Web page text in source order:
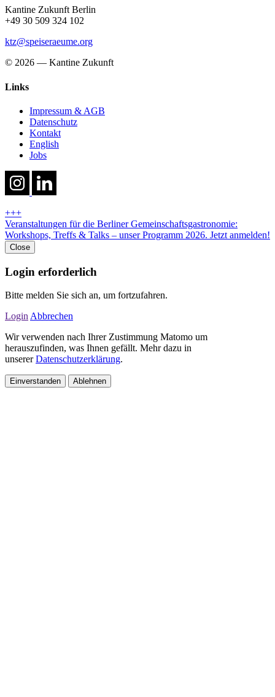
Kantine Zukunft Berlin
+49 30 509 324 102
ktz@speiseraeume.org
© 2026 — Kantine Zukunft
Links
Impressum & AGB
Datenschutz
Kontakt
English
Jobs
+++
Veranstaltungen für die Berliner Gemeinschaftsgastronomie:
Workshops, Treffs & Talks – unser Programm 2026. Jetzt anmelden!
Close
Login erforderlich
Bitte melden Sie sich an, um fortzufahren.
Login Abbrechen
Wir verwenden nach Ihrer Zustimmung Matomo um
herauszufinden, was Ihnen gefällt. Mehr dazu in
unsererDatenschutzerklärung.
Einverstanden Ablehnen